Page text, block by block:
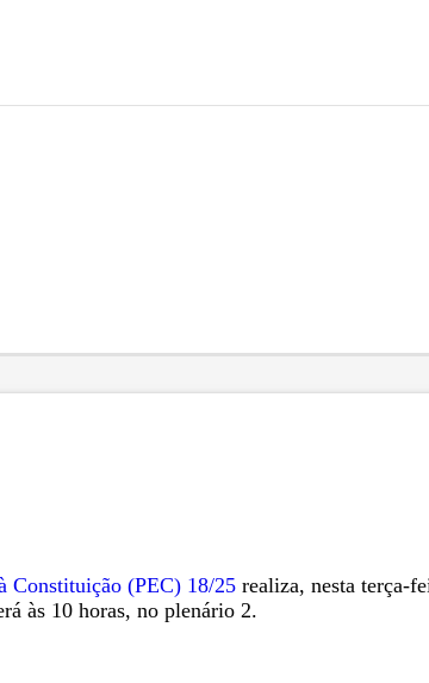
Constituição (PEC) 18/25 realiza, nesta terça-
às 10 horas, no plenário 2.